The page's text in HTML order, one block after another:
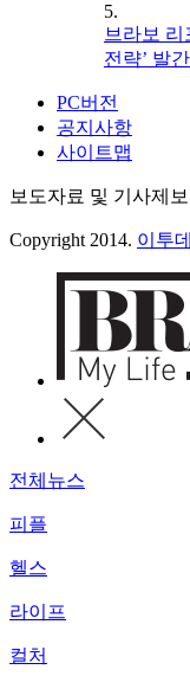
5.
브라보 리
전략’ 발간
PC버전
공지사항
사이트맵
보도자료 및 기사제보
Copyright 2014. 이투
전체뉴스
피플
헬스
라이프
컬처